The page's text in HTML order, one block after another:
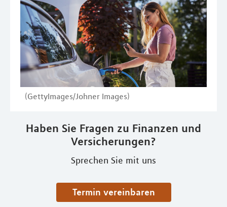
(GettyImages/Johner Images)
Haben Sie Fragen zu Finanzen und
Versicherungen?
Sprechen Sie mit uns
Termin vereinbaren